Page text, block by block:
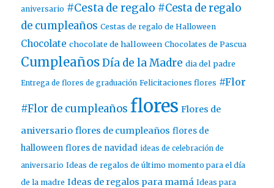
aniversario #Cesta de regalo #Cesta de regalo
de cumpleaños Cestas de regalo de Halloween
Chocolate chocolate de halloween Chocolates de Pascua
Cumpleaños Día de la Madre dia del padre
Entrega de flores de graduación Felicitaciones flores #Flor
#Flor de cumpleaños flores Flores de
aniversario flores de cumpleaños flores de
halloween flores de navidad ideas de celebración de
aniversario Ideas de regalos de último momento para el día
de la madre Ideas de regalos para mamá Ideas para